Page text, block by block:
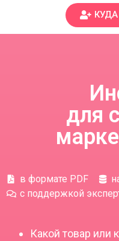
для
в формате PDF
с поддержкой
Какой товар или